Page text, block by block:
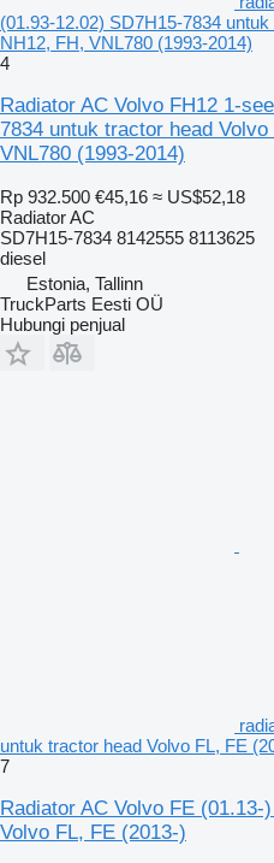
(01.93-12.02) SD7H15-7834
NH12, FH, VNL780 (1993-2014)
4
Radiator AC Volvo FH12 1-
7834 untuk tractor head
VNL780 (1993-2014)
Rp 932.500 €45,16 ≈ US$52,18
Radiator AC
SD7H15-7834 8142555 8113625
diesel
Estonia, Tallinn
TruckParts Eesti OÜ
Hubungi penjual
untuk tractor head Volvo FL, FE
7
Radiator AC Volvo FE
Volvo FL, FE (2013-)